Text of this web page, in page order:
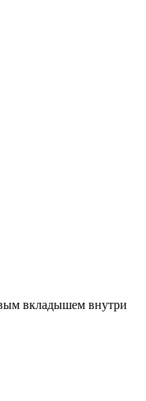
вкладышем внутри